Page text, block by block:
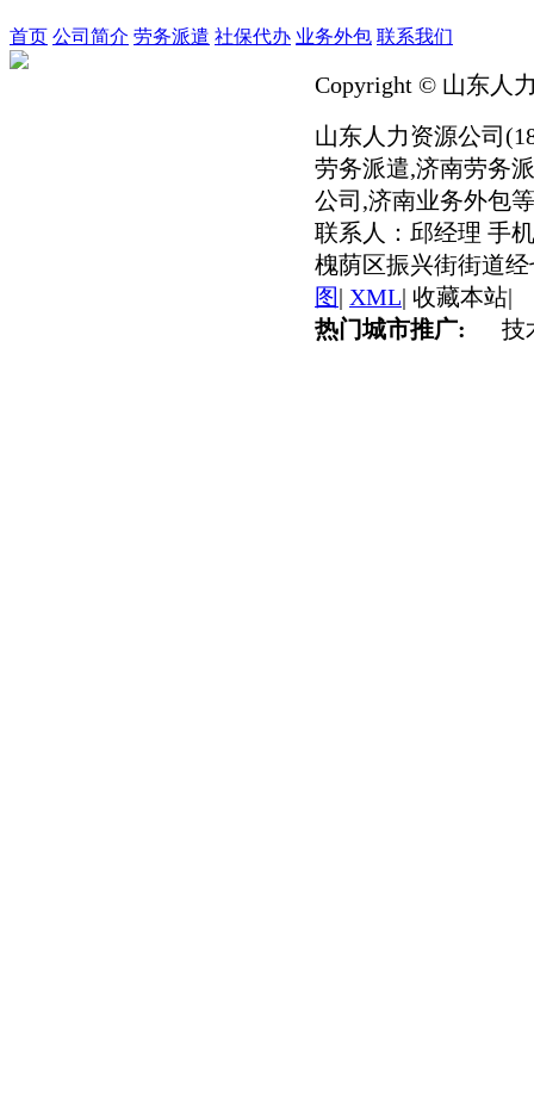
首页 公司简介 劳务派遣 社保代办 业务外包 联系我们
Copyright © 山东人
山东人力资源公司
劳务派遣,济南劳务
公司,济南业务外包
联系人：邱经理 手
槐荫区振兴街街道
图| XML| 收藏本站|
热门城市推广:
技